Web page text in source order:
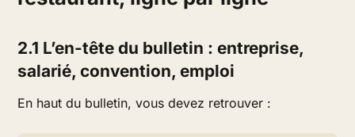
2.1 L’en-tête du bulletin : entreprise,
salarié, convention, emploi
En haut du bulletin, vous devez retrouver :